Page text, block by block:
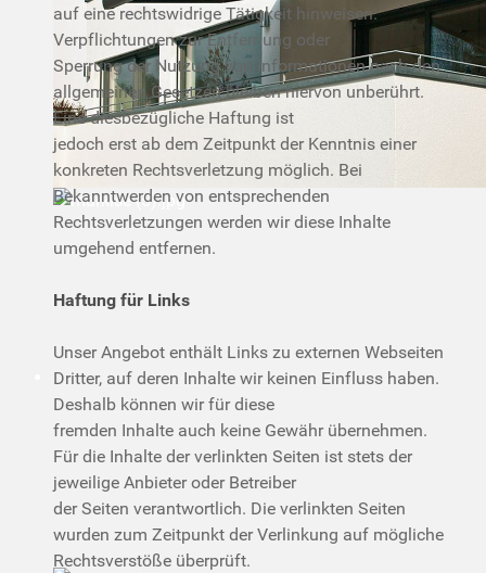
auf eine rechtswidrige Tätigkeit hinweisen.
Verpflichtungen zur Entfernung oder
Sperrung der Nutzung von Informationen nach den
allgemeinen Gesetzen bleiben hiervon unberührt.
Eine diesbezügliche Haftung ist
jedoch erst ab dem Zeitpunkt der Kenntnis einer
konkreten Rechtsverletzung möglich. Bei
Bekanntwerden von entsprechenden
Rechtsverletzungen werden wir diese Inhalte
umgehend entfernen.
Haftung für Links
Unser Angebot enthält Links zu externen Webseiten
Dritter, auf deren Inhalte wir keinen Einfluss haben.
Deshalb können wir für diese
fremden Inhalte auch keine Gewähr übernehmen.
Für die Inhalte der verlinkten Seiten ist stets der
jeweilige Anbieter oder Betreiber
der Seiten verantwortlich. Die verlinkten Seiten
wurden zum Zeitpunkt der Verlinkung auf mögliche
Rechtsverstöße überprüft.